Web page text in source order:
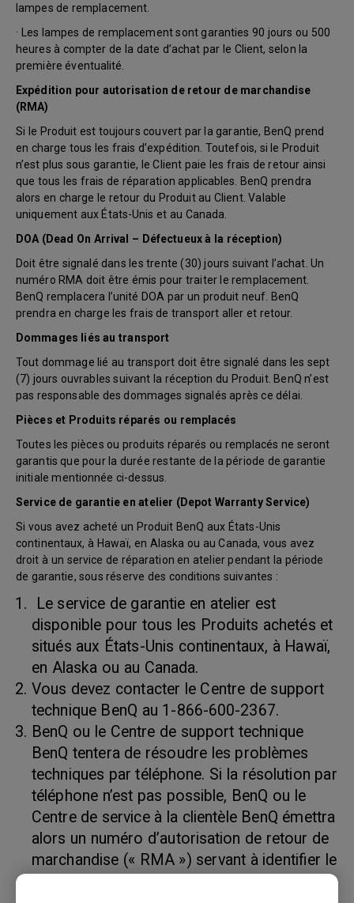
lampes de remplacement.
· Les lampes de remplacement sont garanties 90 jours ou 500
heures à compter de la date d’achat par le Client, selon la
première éventualité.
Expédition pour autorisation de retour de marchandise
(RMA)
Si le Produit est toujours couvert par la garantie, BenQ prend
en charge tous les frais d’expédition. Toutefois, si le Produit
n’est plus sous garantie, le Client paie les frais de retour ainsi
que tous les frais de réparation applicables. BenQ prendra
alors en charge le retour du Produit au Client. Valable
uniquement aux États-Unis et au Canada.
DOA (Dead On Arrival – Défectueux à la réception)
Doit être signalé dans les trente (30) jours suivant l’achat. Un
numéro RMA doit être émis pour traiter le remplacement.
BenQ remplacera l’unité DOA par un produit neuf. BenQ
prendra en charge les frais de transport aller et retour.
Dommages liés au transport
Tout dommage lié au transport doit être signalé dans les sept
(7) jours ouvrables suivant la réception du Produit. BenQ n’est
pas responsable des dommages signalés après ce délai.
Pièces et Produits réparés ou remplacés
Toutes les pièces ou produits réparés ou remplacés ne seront
garantis que pour la durée restante de la période de garantie
initiale mentionnée ci-dessus.
Service de garantie en atelier (Depot Warranty Service)
Si vous avez acheté un Produit BenQ aux États-Unis
continentaux, à Hawaï, en Alaska ou au Canada, vous avez
droit à un service de réparation en atelier pendant la période
de garantie, sous réserve des conditions suivantes :
Le service de garantie en atelier est
disponible pour tous les Produits achetés et
situés aux États-Unis continentaux, à Hawaï,
en Alaska ou au Canada.
Vous devez contacter le Centre de support
technique BenQ au 1-866-600-2367.
BenQ ou le Centre de support technique
BenQ tentera de résoudre les problèmes
techniques par téléphone. Si la résolution par
téléphone n’est pas possible, BenQ ou le
Centre de service à la clientèle BenQ émettra
alors un numéro d’autorisation de retour de
marchandise (« RMA ») servant à identifier le